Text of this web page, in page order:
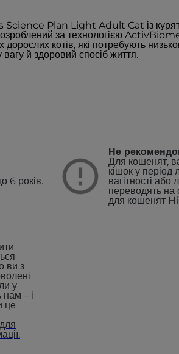
Science Plan Light Adult Cat із
за технологією
котів, які потребують
й здоровий спосіб життя.
6 років.
Не
Для кошенят,
кішок у період
вагітності або
переводять на
для кошенят
ви з
у
– і
це